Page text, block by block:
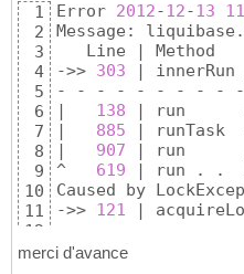
1
2
3
4
5
6
7
8
9
10
11
12
13
Error 2012-12-13 11
Message:
   Line | Method
->> 303 | innerRun
- - - - - - - - -
138 | run
885 | runTask
907 | run
^ 619 | run . .
Caused by
->> 121 |
| 61 |
| update .
merci d'avance